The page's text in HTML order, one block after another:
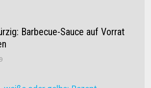
Barbecue-Sauce auf Vorrat